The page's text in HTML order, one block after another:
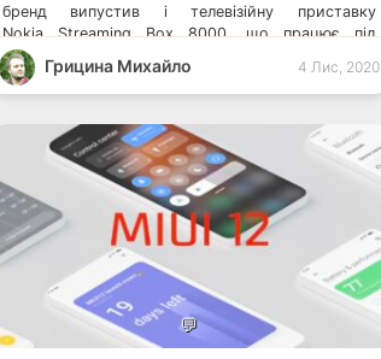
бренд випустив і телевізійну приставку
Nokia Streaming Box 8000, що працює під
управлінням Android 10. Компанія KIVI
представила в Україні нову серію розумних
телевізорів на Android TV Google розказав, як
Грицина Михайло 4 Лис, 2020
💬